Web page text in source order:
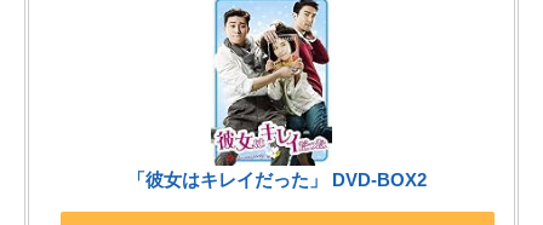
「彼女はキレイだった」 DVD-BOX2